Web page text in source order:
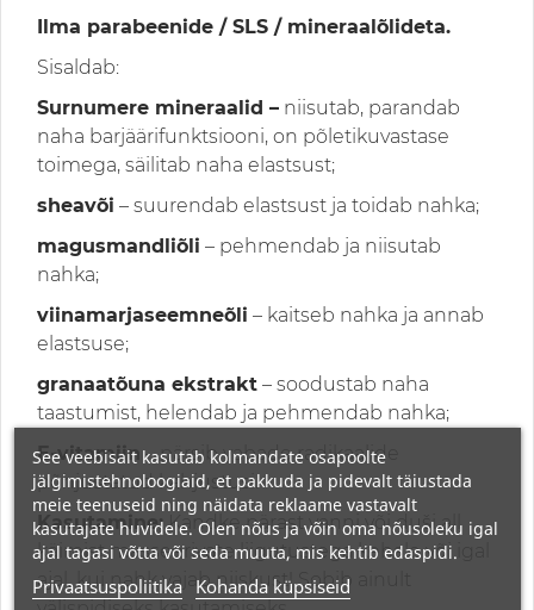
Ilma parabeenide / SLS / mineraalõlideta.
Sisaldab:
Surnumere mineraalid – niisutab, parandab
naha barjäärifunktsiooni, on põletikuvastase
toimega, säilitab naha elastsust;
sheavõi – suurendab elastsust ja toidab nahka;
magusmandliõli – pehmendab ja niisutab
nahka;
viinamarjaseemneõli – kaitseb nahka ja annab
elastsuse;
granaatõuna ekstrakt – soodustab naha
taastumist, helendab ja pehmendab nahka;
E-vitamiin – pärsib vabade radikaalide
põhjustatud kahjustusi.
Kasutamine:Kandke pärast vanni või duši all
käimist masseerivate liigutustega kehale või igal
ajal, kui nahk vajab niiskust! Sobib ainult
See veebisait kasutab kolmandate osapoolte
jälgimistehnoloogiaid, et pakkuda ja pidevalt täiustada
meie teenuseid ning näidata reklaame vastavalt
kasutajate huvidele. Olen nõus ja võin oma nõusoleku igal
ajal tagasi võtta või seda muuta, mis kehtib edaspidi.
Privaatsuspoliitika Kohanda küpsiseid